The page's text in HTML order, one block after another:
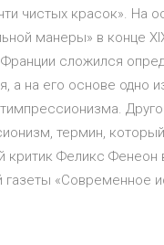
чистых красок». На
манеры» в конце
сложился
а на его основе одно
термин, который
критик Феликс Фенеон
газеты «Современное